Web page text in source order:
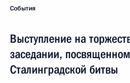
События
Выступление на
заседании,
Сталинградской битвы